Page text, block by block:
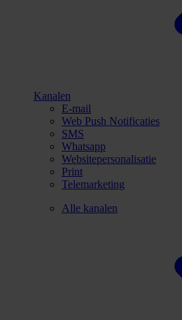
Kanalen
E-mail
Web Push Notificaties
SMS
Whatsapp
Websitepersonalisatie
Print
Telemarketing
Alle kanalen